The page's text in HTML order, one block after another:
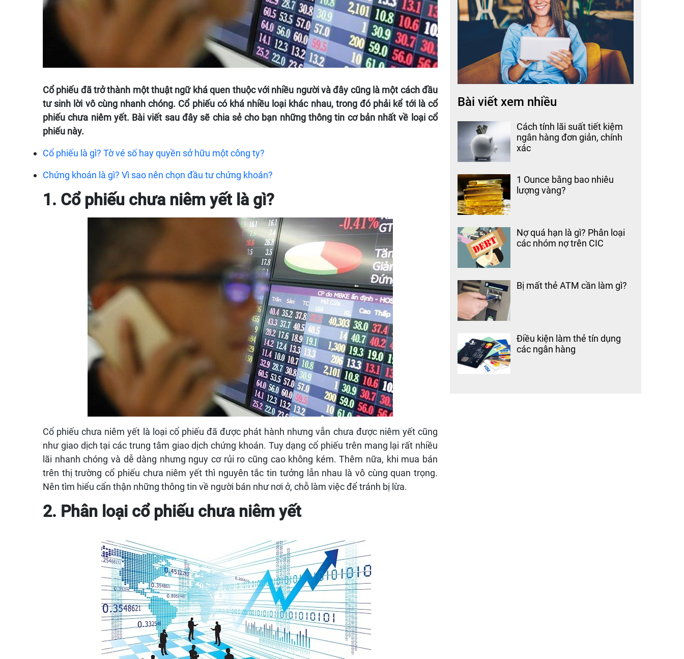
Cổ phiếu đã trở thành một thuật ngữ khá quen thuộc với nhiều người và đây cũng là một cách đầu
tư sinh lời vô cùng nhanh chóng. Cổ phiếu có khá nhiều loại khác nhau, trong đó phải kể tới là cổ
phiếu chưa niêm yết. Bài viết sau đây sẽ chia sẻ cho bạn những thông tin cơ bản nhất về loại cổ
phiếu này.
Cổ phiếu là gì? Tờ vé số hay quyền sở hữu một công ty?
Chứng khoán là gì? Vì sao nên chọn đầu tư chứng khoán?
1. Cổ phiếu chưa niêm yết là gì?
Cổ phiếu chưa niêm yết là loại cổ phiếu đã được phát hành nhưng vẫn chưa được niêm yết cũng
như giao dịch tại các trung tâm giao dịch chứng khoán. Tuy dạng cổ phiếu trên mang lại rất nhiều
lãi nhanh chóng và dễ dàng nhưng nguy cơ rủi ro cũng cao không kém. Thêm nữa, khi mua bán
trên thị trường cổ phiếu chưa niêm yết thì nguyên tắc tin tưởng lẫn nhau là vô cùng quan trọng.
Nên tìm hiểu cẩn thận những thông tin về người bán như nơi ở, chỗ làm việc để tránh bị lừa.
2. Phân loại cổ phiếu chưa niêm yết
Bài viết xem nhiều
Cách tính lãi suất tiết kiệm
ngân hàng đơn giản, chính
xác
1 Ounce bằng bao nhiêu
lượng vàng?
Nợ quá hạn là gì? Phân loại
các nhóm nợ trên CIC
Bị mất thẻ ATM cần làm gì?
Điều kiện làm thẻ tín dụng
các ngân hàng